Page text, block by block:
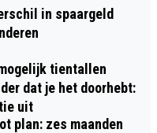
in spaargeld
tientallen
dat je het doorhebt:
uit
plan: zes maanden